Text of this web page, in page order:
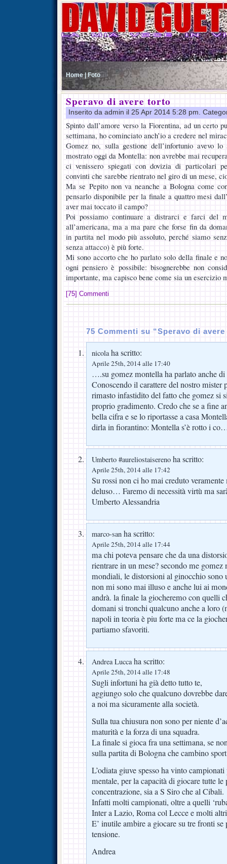
Home | Foto
Speravo di avere torto
Inserito da admin il 25 Apr 2014 5:28 pm.
Spinto dall’amore verso la Fiorentina, ad un certo
settimana, ho cominciato anch’io a credere nel
Gomez no, sulla gestione dell’infortunio avevo lo
mostrato oggi da Montella: non avrebbe mai
ci venissero spiegati con dovizia di particolari
convinti che sarebbe rientrato nel giro di un mese,
Ma se Pepito non va neanche a Bologna come
pensarlo disponibile per la finale a quattro mesi
aver mai toccato il campo?
Poi possiamo continuare a distrarci e farci del
all’americana, ma a ma pare che forse fin da
in partita nel modo più assoluto, perché siamo
senza attacco) è più forte.
Mi sono accorto che ho parlato solo della finale e
ogni pensiero è possibile: bisognerebbe non
importante, ma capisco bene come sia un esercizio
[75] Commenti
75 Commenti su “Speravo di
nicolaha scritto:
Aprile 25th, 2014 alle 17:40
….su gomez montella ha parlato anche di
Conoscendo il carattere del nostro mister
rimasto infastidito del fatto che gomez si
proprio gradimento. Credo che se a fine
bella cifra e se lo riportasse a casa
dirla in fiorantino: Montella s’è rotto i
Umberto #aureliostaisereno ha scritto:
Aprile 25th, 2014 alle 17:42
Su rossi non ci ho mai creduto
deluso… Faremo di necessità virtù ma
Umberto Alessandria
marco-san ha scritto:
Aprile 25th, 2014 alle 17:44
ma chi poteva pensare che da una
rientrare in un mese? secondo me gomez
mondiali, le distorsioni al ginocchio sono
non mi sono mai illuso e anche lui ai
andrà. la finale la giocheremo con quelli
domani si tronchi qualcuno anche a loro
napoli in teoria è piu forte ma ce la
partiamo sfavoriti.
Andrea Luccaha scritto:
Aprile 25th, 2014 alle 17:48
Sugli infortuni ha già detto tutto te,
aggiungo solo che qualcuno dovrebbe
a noi ma sicuramente alla società.
Sulla tua chiusura non sono per niente
maturità e la forza di una squadra.
La finale si gioca fra una settimana, se
sulla partita di Bologna che cambino
L’odiata giuve spesso ha vinto
mentale, per la capacità di giocare tutte le
concentrazione, sia a S Siro che al Cibali.
Infatti molti campionati, oltre a quelli
Inter a Lazio, Roma col Lecce e molti
E’ inutile ambire a giocare su tre fronti se
tensione.
Andrea